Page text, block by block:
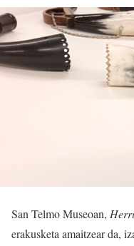
San Telmo Museoan,
erakusketa amaitzear da,